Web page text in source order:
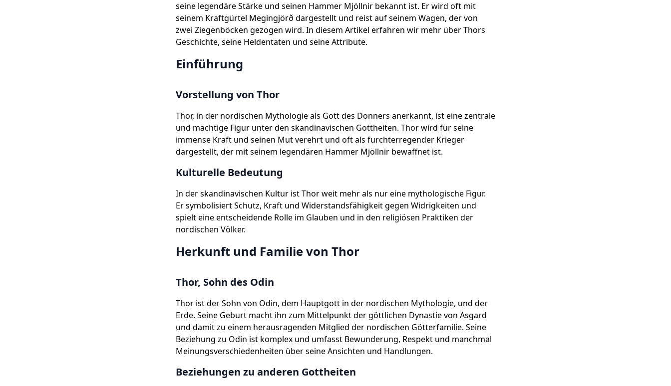
seine legendäre Stärke und seinen Hammer Mjöllnir bekannt ist. Er wird oft mit
seinem Kraftgürtel Megingjörð dargestellt und reist auf seinem Wagen, der von
zwei Ziegenböcken gezogen wird. In diesem Artikel erfahren wir mehr über Thors
Geschichte, seine Heldentaten und seine Attribute.
Einführung
Vorstellung von Thor
Thor, in der nordischen Mythologie als Gott des Donners anerkannt, ist eine zentrale
und mächtige Figur unter den skandinavischen Gottheiten. Thor wird für seine
immense Kraft und seinen Mut verehrt und oft als furchterregender Krieger
dargestellt, der mit seinem legendären Hammer Mjöllnir bewaffnet ist.
Kulturelle Bedeutung
In der skandinavischen Kultur ist Thor weit mehr als nur eine mythologische Figur.
Er symbolisiert Schutz, Kraft und Widerstandsfähigkeit gegen Widrigkeiten und
spielt eine entscheidende Rolle im Glauben und in den religiösen Praktiken der
nordischen Völker.
Herkunft und Familie von Thor
Thor, Sohn des Odin
Thor ist der Sohn von Odin, dem Hauptgott in der nordischen Mythologie, und der
Erde. Seine Geburt macht ihn zum Mittelpunkt der göttlichen Dynastie von Asgard
und damit zu einem herausragenden Mitglied der nordischen Götterfamilie. Seine
Beziehung zu Odin ist komplex und umfasst Bewunderung, Respekt und manchmal
Meinungsverschiedenheiten über seine Ansichten und Handlungen.
Beziehungen zu anderen Gottheiten